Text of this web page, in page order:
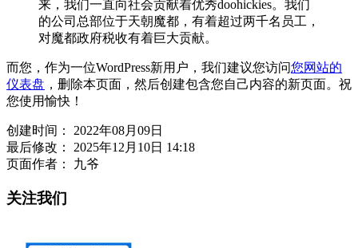
来，我们一直向社会贡献着优秀doohickies。我们
的公司总部位于天朝魔都，有着超过两千名员工，
对魔都政府税收有着巨大贡献。
而您，作为一位WordPress新用户，我们建议您访问您网站的
仪表盘 ，删除本页面，然后创建包含您自己内容的新页面。祝
您使用愉快！
创建时间：
2022年08月09日
最后修改：
2025年12月10日 14:18
页面作者：
九爷
关注我们